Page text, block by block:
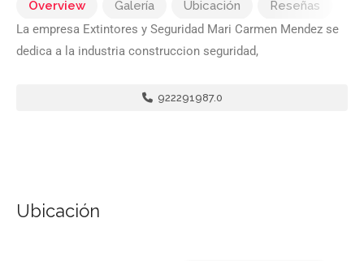
Overview Galería Ubicación
Reseñas
La empresa Extintores y Seguridad Mari Carmen Mendez se
dedica a la industria construccion seguridad,
922291987.0
Ubicación